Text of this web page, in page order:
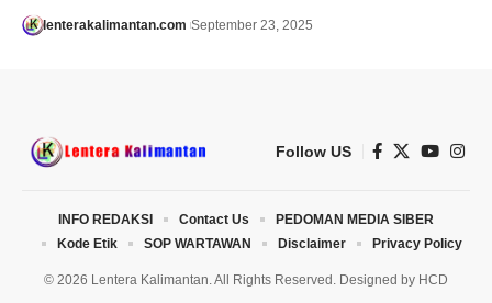
lenterakalimantan.com September 23, 2025
Follow US
© 2026 Lentera Kalimantan. All Rights Reserved. Designed by HCD
INFO REDAKSI Contact Us
PEDOMAN MEDIA SIBER
Kode Etik
SOP WARTAWAN Disclaimer Privacy Policy